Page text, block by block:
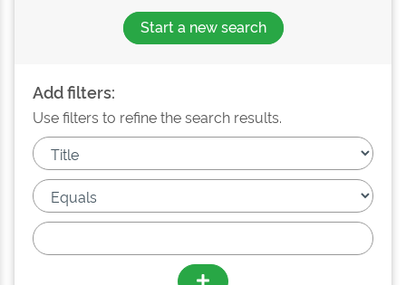
Start a new search
Add filters:
Use filters to refine the search results.